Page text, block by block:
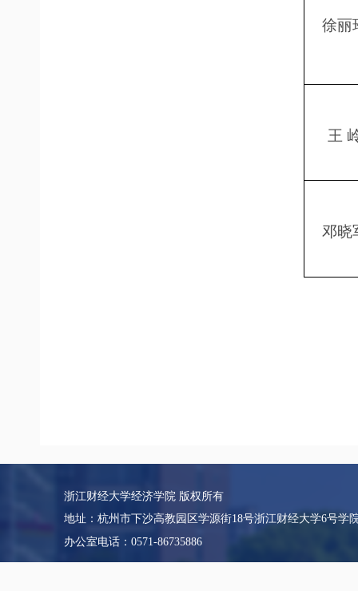
徐丽
王
邓晓
浙江财经大学经济学院 版权所有
地址：杭州市下沙高教园区学源街18号浙江财经大学6号学
办公室电话：0571-86735886